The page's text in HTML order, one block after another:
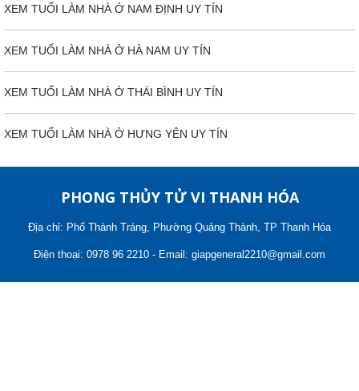
XEM TUỔI LÀM NHÀ Ở NAM ĐỊNH UY TÍN
XEM TUỔI LÀM NHÀ Ở HÀ NAM UY TÍN
XEM TUỔI LÀM NHÀ Ở THÁI BÌNH UY TÍN
XEM TUỔI LÀM NHÀ Ở HƯNG YÊN UY TÍN
PHONG THỦY TỬ VI THANH HÓA
Địa chỉ: Phố Thành Tráng, Phường Quảng Thành, TP Thanh Hóa
Điện thoại: 0978 96 2210 - Email: giapgeneral2210@gmail.com